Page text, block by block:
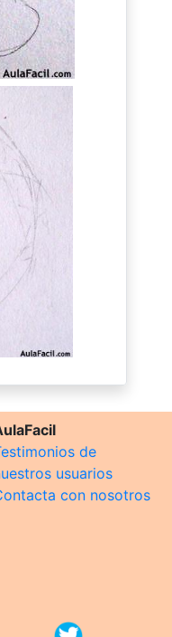
de
usuarios
con nosotros